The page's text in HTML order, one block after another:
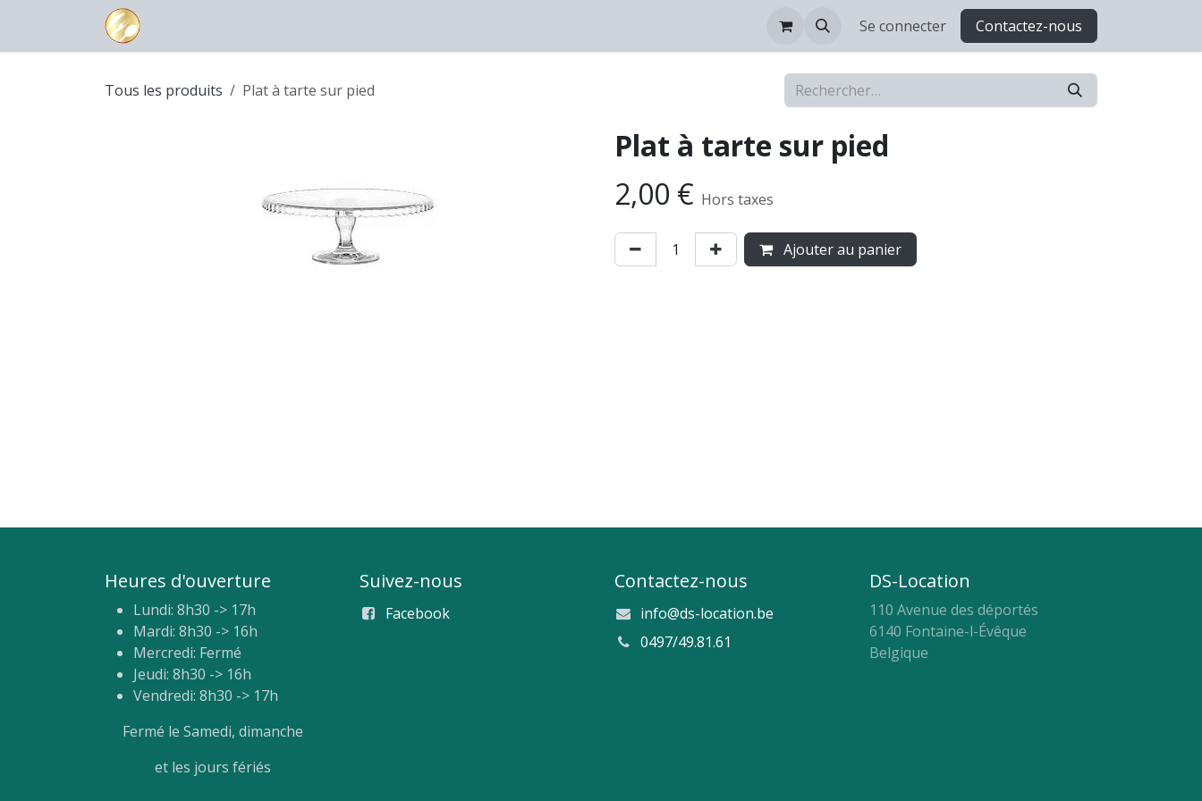
Se rendre au contenu
Se connecter Contactez-nous
Tous les produits Plat à tarte sur pied
Plat à tarte sur pied
2,00 € Hors taxes
Ajouter au panier
Heures d'ouverture
Lundi: 8h30 -> 17h
Mardi: 8h30 -> 16h
Mercredi: Fermé
Jeudi: 8h30 -> 16h
Vendredi: 8h30 -> 17h
Fermé le Samedi, dimanche
et les jours fériés
Suivez-nous
Facebook
Contactez-nous
info@ds-location.be
0497/49.81.61
DS-Location
110 Avenue des déportés
6140 Fontaine-l-Évêque
Belgique